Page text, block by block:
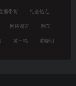
直播带货 社会热点
网络谣言 翻车
黄一鸣 黄晓明